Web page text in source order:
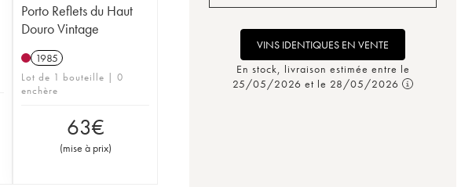
Porto Reflets du Haut
Douro Vintage
1985
Lot de 1 bouteille | 0
enchère
63€
(mise à prix)
VINS IDENTIQUES EN VENTE
En stock, livraison estimée entre le
25/05/2026 et le 28/05/2026